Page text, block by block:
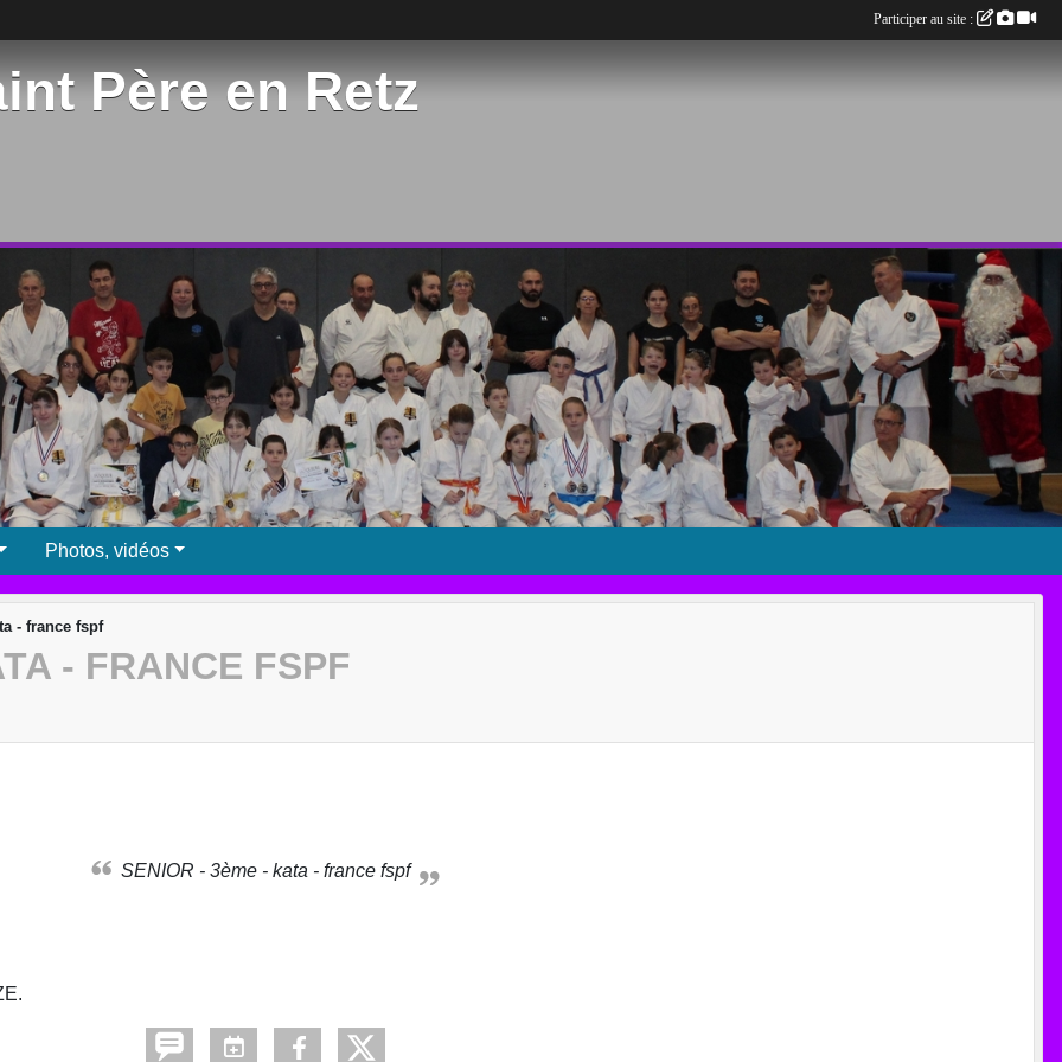
Père en Retz
Photos, vidéos
- france fspf
- FRANCE FSPF
SENIOR - 3ème - kata - france fspf
Participer au site :